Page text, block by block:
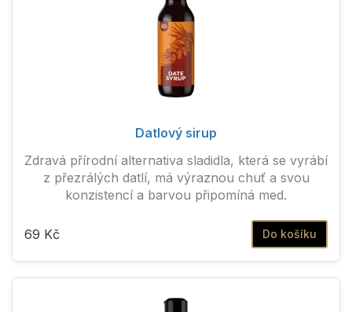
Datlový sirup
Zdravá přírodní alternativa sladidla, která se vyrábí
z přezrálých datlí, má výraznou chuť a svou
konzistencí a barvou připomíná med.
Do košíku
69 Kč